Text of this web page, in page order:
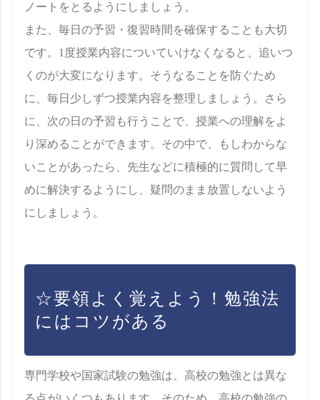
ノートをとるようにしましょう。
また、毎日の予習・復習時間を確保することも大切
です。1度授業内容についていけなくなると、追いつ
くのが大変になります。そうなることを防ぐため
に、毎日少しずつ授業内容を整理しましょう。さら
に、次の日の予習も行うことで、授業への理解をよ
り深めることができます。その中で、もしわからな
いことがあったら、先生などに積極的に質問して早
めに解決するようにし、疑問のまま放置しないよう
にしましょう。
☆要領よく覚えよう！勉強法
にはコツがある
専門学校や国家試験の勉強は、高校の勉強とは異な